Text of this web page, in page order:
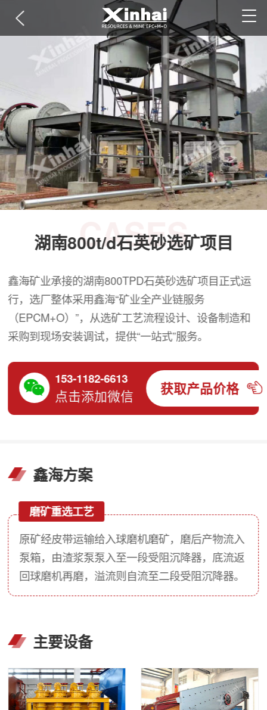
CASES
湖南800t/d石英砂选矿项目
鑫海矿业承接的湖南800TPD石英砂选矿项目正式运
行，选厂整体采用鑫海“矿业全产业链服务
（EPCM+O）”，从选矿工艺流程设计、设备制造和
采购到现场安装调试，提供“一站式”服务。
153-1182-6613
点击添加微信 获取产品价格
鑫海方案
磨矿重选工艺
原矿经皮带运输给入球磨机磨矿，磨后产物流入
泵箱，由渣浆泵泵入至一段受阻沉降器，底流返
回球磨机再磨，溢流则自流至二段受阻沉降器。
主要设备